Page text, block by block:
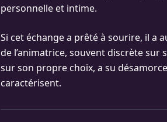
personnelle et intime.
Si cet échange a prêté à sourire, il a
de l’animatrice, souvent discrète sur
sur son propre choix, a su
caractérisent.